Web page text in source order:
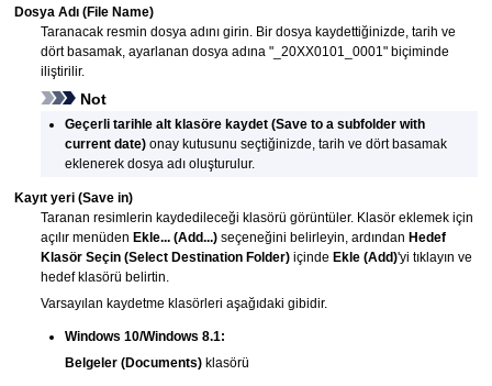
Dosya Adı (File Name)
Taranacak resmin dosya adını girin. Bir dosya kaydettiğinizde, tarih ve
dört basamak, ayarlanan dosya adına "_20XX0101_0001" biçiminde
iliştirilir.
Not
Geçerli tarihle alt klasöre kaydet (Save to a subfolder with
current date) onay kutusunu seçtiğinizde, tarih ve dört basamak
eklenerek dosya adı oluşturulur.
Kayıt yeri (Save in)
Taranan resimlerin kaydedileceği klasörü görüntüler. Klasör eklemek için
açılır menüdenEkle... (Add...) seçeneğini belirleyin, ardındanHedef
Klasör Seçin (Select Destination Folder) içindeEkle (Add)'yi tıklayın ve
hedef klasörü belirtin.
Varsayılan kaydetme klasörleri aşağıdaki gibidir.
Windows 10/Windows 8.1:
Belgeler (Documents) klasörü